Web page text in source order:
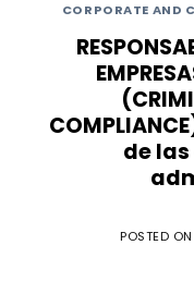
CORPORATE AND
de
POSTED ON